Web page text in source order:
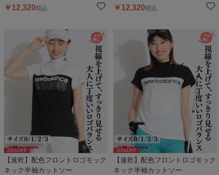
￥ 12,320税込 ￥ 12,320税込
20%OFF
【速乾】配色フロントロゴモック
ネック半袖カットソー
20%OFF
【速乾】配色フロントロゴモック
ネック半袖カットソー